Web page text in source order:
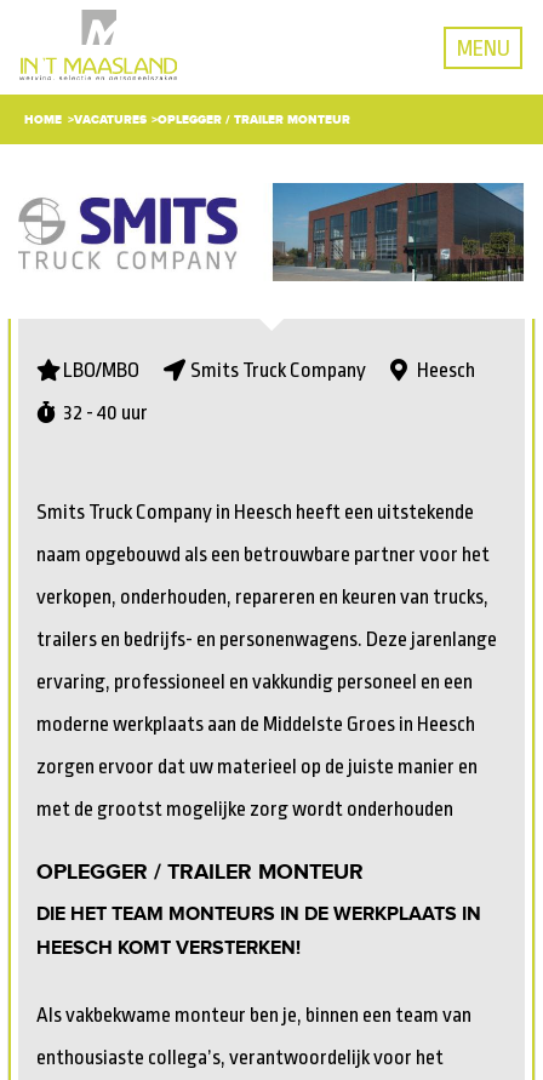
MENU
HOME VACATURES OPLEGGER / TRAILER MONTEUR
LBO/MBO Smits Truck Company
Heesch
32 - 40 uur
Smits Truck Company in Heesch heeft een uitstekende
naam opgebouwd als een betrouwbare partner voor het
verkopen, onderhouden, repareren en keuren van trucks,
trailers en bedrijfs- en personenwagens. Deze jarenlange
ervaring, professioneel en vakkundig personeel en een
moderne werkplaats aan de Middelste Groes in Heesch
zorgen ervoor dat uw materieel op de juiste manier en
met de grootst mogelijke zorg wordt onderhouden
OPLEGGER / TRAILER MONTEUR
DIE HET TEAM MONTEURS IN DE WERKPLAATS IN
HEESCH KOMT VERSTERKEN!
Als vakbekwame monteur ben je, binnen een team van
enthousiaste collega’s, verantwoordelijk voor het